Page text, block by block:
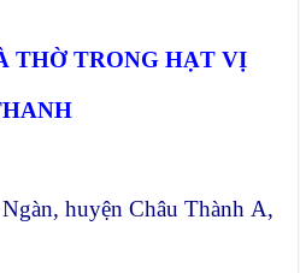
THỜ TRONG HẠT VỊ
huyện Châu Thành A,